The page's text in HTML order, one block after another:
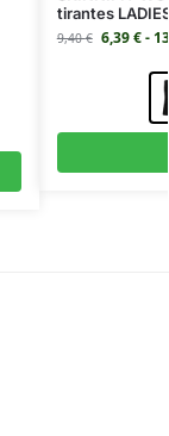
tirantes
9,40€ 6,39€-